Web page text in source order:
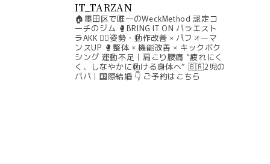
IT_TARZAN
🏠墨田区で唯一のWeckMethod 認定コ
ーチのジム 🥊BRING IT ON パラエスト
ラAKK 🧘‍♀️姿勢・動作改善 × パフォーマ
ンスUP 🥊整体 × 機能改善 × キックボク
シング 運動不足｜肩こり腰痛 “疲れにく
く、しなやかに動ける身体へ” 🇧🇷2児の
パパ｜国際結婚 👇 ご予約はこちら